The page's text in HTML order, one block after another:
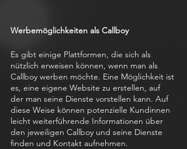
Werbemöglichkeiten als Callboy
Es gibt einige Plattformen, die sich als
nützlich erweisen können, wenn man als
Callboy werben möchte. Eine Möglichkeit ist
es, eine eigene Website zu erstellen, auf
der man seine Dienste vorstellen kann. Auf
diese Weise können potenzielle Kundinnen
leicht weiterführende Informationen über
den jeweiligen Callboy und seine Dienste
finden und Kontakt aufnehmen.